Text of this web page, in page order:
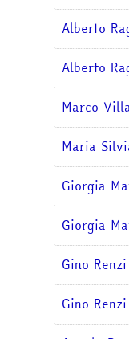
Alberto
Alberto
Marco
Maria
Giorgia
Giorgia
Gino
Gino